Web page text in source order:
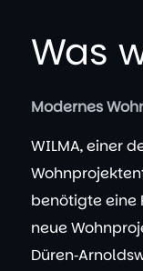
Was
Modernes
WILMA, einer
benötigte eine
neue